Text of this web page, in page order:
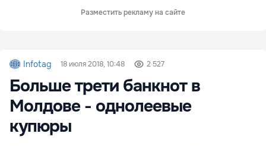
Разместить рекламу на сайте
Infotag 18 июля 2018, 10:48 2 527
Больше трети банкнот в
Молдове - однолеевые
купюры